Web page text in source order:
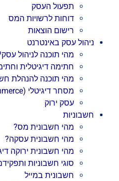
תפעול העסק
דוחות לרשויות המס
רישום הוצאות
ניהול עסק באינטרנט
מהי תוכנה לניהול
חתימה דיגיטלית
מהי תוכנה להנהלת
מסחר דיגיטלי (Ecommerce)
עסק ירוק
חשבוניות
מהי חשבונית מס?
מהי חשבונית עסקה?
מהי חשבונית ירוקה
סוגי חשבוניות
חשבונית במייל